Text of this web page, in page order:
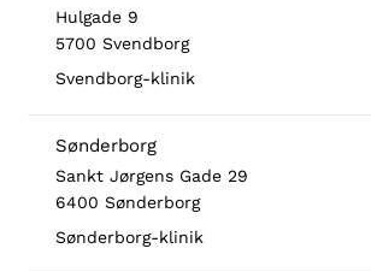
Hulgade 9
5700 Svendborg
Svendborg-klinik
Sønderborg
Sankt Jørgens Gade 29
6400 Sønderborg
Sønderborg-klinik